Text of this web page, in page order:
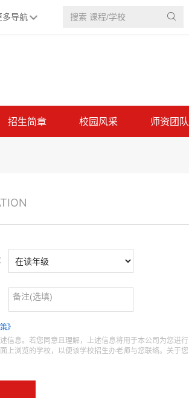
多导航 
招生简章 校园风采 师资团队
》
信息。若您同意且理解，上述信息将用于本公司为您进行
上浏览的学校，以便该学校招生办老师与您联络。关于您